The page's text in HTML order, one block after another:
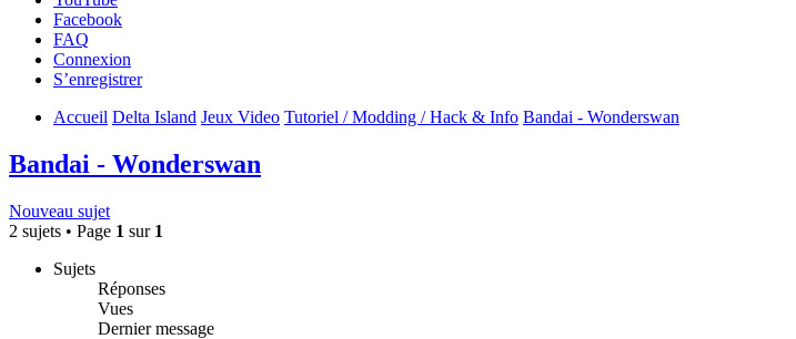
Facebook
FAQ
Connexion
S’enregistrer
Accueil Delta Island Jeux Video Tutoriel / Modding / Hack & Info Bandai - Wonderswan
Bandai - Wonderswan
Nouveau sujet
2 sujets • Page 1 sur 1
Sujets
Réponses
Vues
Dernier message